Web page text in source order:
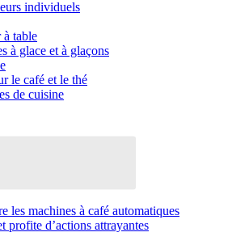
individuels
à table
à glace et à glaçons
le café et le thé
de cuisine
les machines à café automatiques
profite d’actions attrayantes